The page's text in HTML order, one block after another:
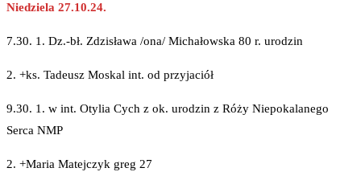
Niedziela 27.10.24.
7.30. 1. Dz.-bł. Zdzisława /ona/ Michałowska 80 r. urodzin
2. +ks. Tadeusz Moskal int. od przyjaciół
9.30. 1. w int. Otylia Cych z ok. urodzin z Róży Niepokalanego
Serca NMP
2. +Maria Matejczyk greg 27